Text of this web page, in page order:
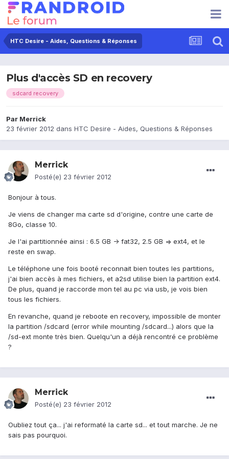
HTC Desire - Aides, Questions & Réponses
Plus d'accès SD en recovery
sdcard recovery
Par Merrick
23 février 2012 dans HTC Desire - Aides, Questions & Réponses
Merrick
Posté(e) 23 février 2012
Bonjour à tous.
Je viens de changer ma carte sd d'origine, contre une carte de
8Go, classe 10.
Je l'ai partitionnée ainsi : 6.5 GB -> fat32, 2.5 GB => ext4, et le
reste en swap.
Le téléphone une fois booté reconnait bien toutes les partitions,
j'ai bien accès à mes fichiers, et a2sd utilise bien la partition ext4.
De plus, quand je raccorde mon tel au pc via usb, je vois bien
tous les fichiers.
En revanche, quand je reboote en recovery, impossible de monter
la partition /sdcard (error while mounting /sdcard...) alors que la
/sd-ext monte très bien. Quelqu'un a déjà rencontré ce problème
?
Merrick
Posté(e) 23 février 2012
Oubliez tout ça... j'ai reformaté la carte sd... et tout marche. Je ne
sais pas pourquoi.